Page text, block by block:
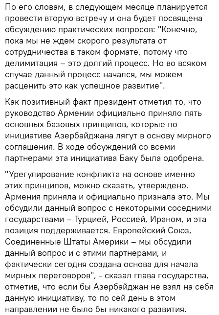
По его словам, в следующем месяце планируется
провести вторую встречу и она будет посвящена
обсуждению практических вопросов: "Конечно,
пока мы не ждем скорого результата от
сотрудничества в таком формате, потому что
делимитация – это долгий процесс. Но во всяком
случае данный процесс начался, мы можем
расценить это как успешное развитие".
Как позитивный факт президент отметил то, что
руководство Армении официально приняло пять
основных базовых принципов, которые по
инициативе Азербайджана лягут в основу мирного
соглашения. В ходе обсуждений со всеми
партнерами эта инициатива Баку была одобрена.
"Урегулирование конфликта на основе именно
этих принципов, можно сказать, утверждено.
Армения приняла и официально признала это. Мы
обсудили данный вопрос с некоторыми соседними
государствами – Турцией, Россией, Ираном, и эта
позиция поддерживается. Европейский Союз,
Соединенные Штаты Америки – мы обсудили
данный вопрос и с этими партнерами, и
фактически сегодня создана основа для начала
мирных переговоров", - сказал глава государства,
отметив, что если бы Азербайджан не взял на себя
данную инициативу, то по сей день в этом
направлении не было бы никакого развития.